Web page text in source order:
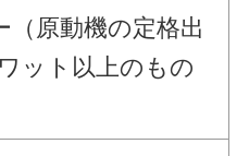
（原動機の定格出
ット以上のもの